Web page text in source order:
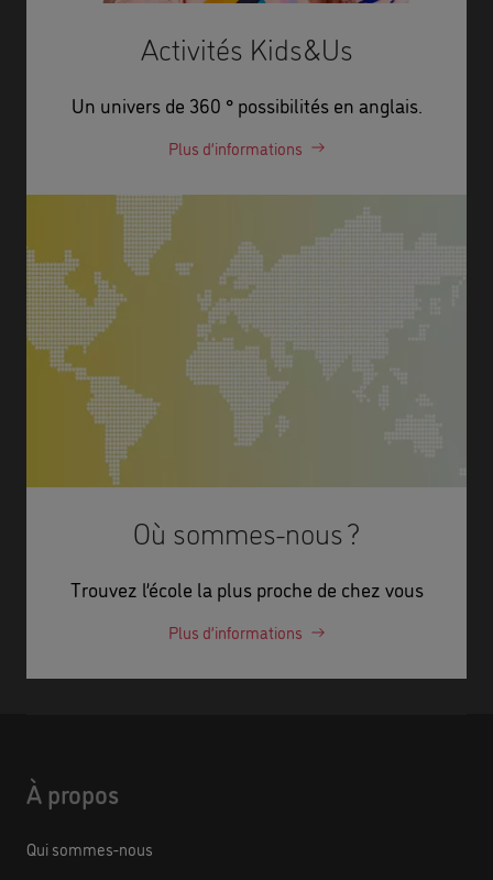
Activités Kids&Us
Un univers de 360 ° possibilités en anglais.
Plus d’informations
Où sommes-nous ?
Trouvez l’école la plus proche de chez vous
Plus d’informations
À propos
Qui sommes-nous